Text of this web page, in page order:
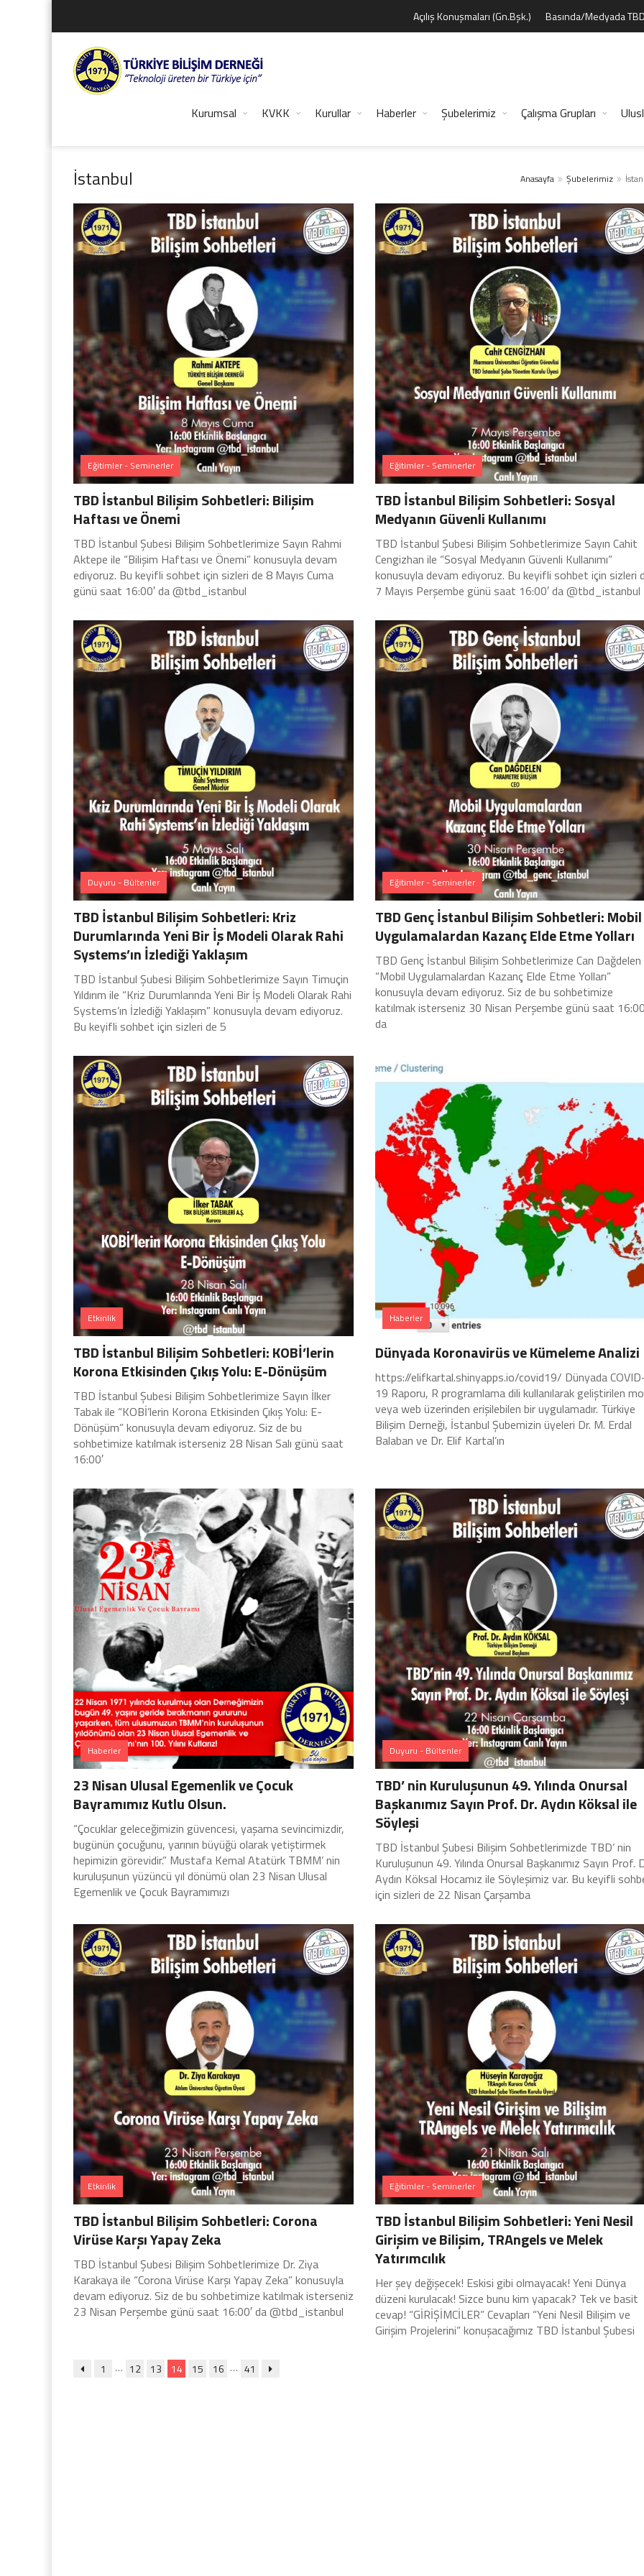
Açılış Konuşmaları (Gn.Bşk.) Basında/Medyada
Kurumsal KVKK Kurullar Haberler Şubelerimiz Çalışma Grupları
İstanbul Anasayfa Şubelerimiz
Eğitimler - Seminerler
TBD İstanbul Bilişim Sohbetleri: Bilişim
Haftası ve Önemi
TBD İstanbul Şubesi Bilişim Sohbetlerimize Sayın Rahmi
Aktepe ile “Bilişim Haftası ve Önemi” konusuyla devam
ediyoruz. Bu keyifli sohbet için sizleri de 8 Mayıs Cuma
günü saat 16:00′ da @tbd_istanbul
Eğitimler - Seminerler
TBD İstanbul Bilişim Sohbetleri: Sosyal
Medyanın Güvenli Kullanımı
TBD İstanbul Şubesi Bilişim Sohbetlerimize Sayın Cahit
Cengizhan ile “Sosyal Medyanın Güvenli Kullanımı”
konusuyla devam ediyoruz. Bu keyifli sohbet için sizleri
7 Mayıs Perşembe günü saat 16:00′ da @tbd_istanbul
Duyuru - Bültenler
TBD İstanbul Bilişim Sohbetleri: Kriz
Durumlarında Yeni Bir İş Modeli Olarak Rahi
Systems’ın İzlediği Yaklaşım
TBD İstanbul Şubesi Bilişim Sohbetlerimize Sayın Timuçin
Yıldırım ile “Kriz Durumlarında Yeni Bir İş Modeli Olarak Rahi
Systems’ın İzlediği Yaklaşım” konusuyla devam ediyoruz.
Bu keyifli sohbet için sizleri de 5
Eğitimler - Seminerler
TBD Genç İstanbul Bilişim Sohbetleri: Mobil
Uygulamalardan Kazanç Elde Etme Yolları
TBD Genç İstanbul Bilişim Sohbetlerimize Can Dağdelen
“Mobil Uygulamalardan Kazanç Elde Etme Yolları”
konusuyla devam ediyoruz. Siz de bu sohbetimize
katılmak isterseniz 30 Nisan Perşembe günü saat
da
Etkinlik
TBD İstanbul Bilişim Sohbetleri: KOBİ’lerin
Korona Etkisinden Çıkış Yolu: E-Dönüşüm
TBD İstanbul Şubesi Bilişim Sohbetlerimize Sayın İlker
Tabak ile “KOBİ’lerin Korona Etkisinden Çıkış Yolu: E-
Dönüşüm” konusuyla devam ediyoruz. Siz de bu
sohbetimize katılmak isterseniz 28 Nisan Salı günü saat
16:00′
Haberler
Dünyada Koronavirüs ve Kümeleme Analizi
https://elifkartal.shinyapps.io/covid19/ Dünyada
19 Raporu, R programlama dili kullanılarak geliştirilen
veya web üzerinden erişilebilen bir uygulamadır. Türkiye
Bilişim Derneği, İstanbul Şubemizin üyeleri Dr. M. Erdal
Balaban ve Dr. Elif Kartal’ın
Haberler
23 Nisan Ulusal Egemenlik ve Çocuk
Bayramımız Kutlu Olsun.
“Çocuklar geleceğimizin güvencesi, yaşama sevincimizdir,
bugünün çocuğunu, yarının büyüğü olarak yetiştirmek
hepimizin görevidir.” Mustafa Kemal Atatürk TBMM’ nin
kuruluşunun yüzüncü yıl dönümü olan 23 Nisan Ulusal
Egemenlik ve Çocuk Bayramımızı
Duyuru - Bültenler
TBD’ nin Kuruluşunun 49. Yılında Onursal
Başkanımız Sayın Prof. Dr. Aydın Köksal ile
Söyleşi
TBD İstanbul Şubesi Bilişim Sohbetlerimizde TBD’ nin
Kuruluşunun 49. Yılında Onursal Başkanımız Sayın Prof.
Aydın Köksal Hocamız ile Söyleşimiz var. Bu keyifli
için sizleri de 22 Nisan Çarşamba
Etkinlik
TBD İstanbul Bilişim Sohbetleri: Corona
Virüse Karşı Yapay Zeka
TBD İstanbul Şubesi Bilişim Sohbetlerimize Dr. Ziya
Karakaya ile “Corona Virüse Karşı Yapay Zeka” konusuyla
devam ediyoruz. Siz de bu sohbetimize katılmak isterseniz
23 Nisan Perşembe günü saat 16:00′ da @tbd_istanbul
Eğitimler - Seminerler
TBD İstanbul Bilişim Sohbetleri: Yeni Nesil
Girişim ve Bilişim, TRAngels ve Melek
Yatırımcılık
Her şey değişecek! Eskisi gibi olmayacak! Yeni Dünya
düzeni kurulacak! Sizce bunu kim yapacak? Tek ve basit
cevap! “GİRİŞİMCİLER” Cevapları “Yeni Nesil Bilişim ve
Girişim Projelerini” konuşacağımız TBD İstanbul Şubesi
1 … 12 13 14 15 16 … 41